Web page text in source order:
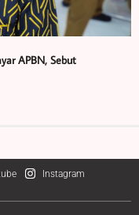
APBN, Sebut
Instagram